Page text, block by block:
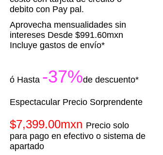
debito con Pay pal.
Aprovecha mensualidades sin
intereses Desde $991.60mxn
Incluye gastos de envío*
ó Hasta -37%de descuento*
​Espectacular Precio Sorprendente
$7,399.00mxn Precio solo
para pago en efectivo o sistema de
apartado